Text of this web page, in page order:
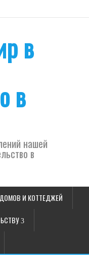
в
в
нашей
в
И КОТТЕДЖЕЙ